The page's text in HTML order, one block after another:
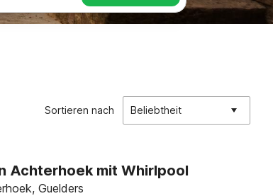
Sortieren nach Beliebtheit
Achterhoek mit Whirlpool
Guelders